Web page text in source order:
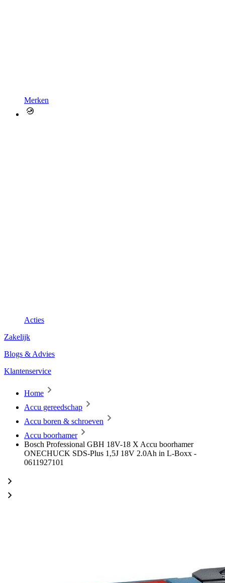
Merken
Acties
Zakelijk
Blogs & Advies
Klantenservice
Home
Accu gereedschap
Accu boren & schroeven
Accu boorhamer
Bosch Professional GBH 18V-18 X Accu boorhamer
ONECHUCK SDS-Plus 1,5J 18V 2.0Ah in L-Boxx -
0611927101